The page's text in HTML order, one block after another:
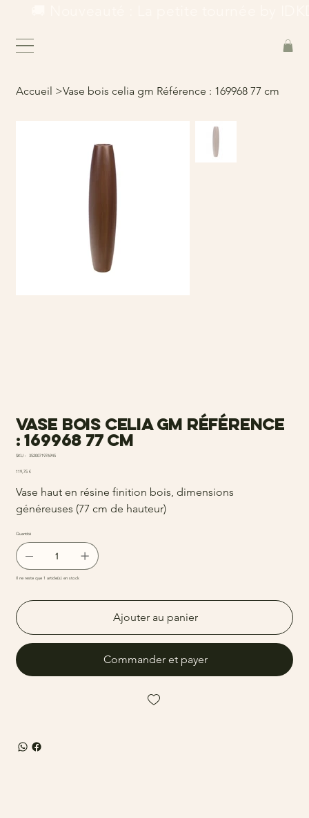
Accueil >Vase bois celia gm Référence : 169968 77 cm
Vase bois celia gm Référence
: 169968 77 cm
SKU :
SKU
3520071976945
Prix
119,75 €
Vase haut en résine finition bois, dimensions
généreuses (77 cm de hauteur)
Quantité
Il ne reste que 1 article(s) en stock
Ajouter au panier
Commander et payer